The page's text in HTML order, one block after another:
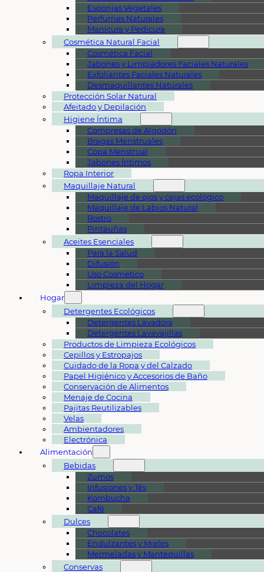
Esponjas Vegetales
Perfumes Naturales
Manicura y Pedicura
Cosmética Natural Facial
Cosmética Facial
Jabones y Limpiadores Faciales Naturales
Exfoliantes Faciales Naturales
Desmaquillantes Naturales
Protección Solar Natural
Afeitado y Depilación
Higiene Íntima
Compresas de Algodón
Bragas Menstruales
Copa Menstrual
Jabones Íntimos
Ropa Interior
Maquillaje Natural
Maquillaje de ojos y cejas ecológico
Maquillaje de Labios Natural
Rostro
Pintauñas
Aceites Esenciales
Para la Salud
Difusión
Uso Cosmético
Limpieza del Hogar
Hogar
Detergentes Ecológicos
Detergentes Lavadora
Detergentes Lavavajillas
Productos de Limpieza Ecológicos
Cepillos y Estropajos
Cuidado de la Ropa y del Calzado
Papel Higiénico y Accesorios de Baño
Conservación de Alimentos
Menaje de Cocina
Pajitas Reutilizables
Velas
Ambientadores
Electrónica
Alimentación
Bebidas
Zumos
Infusiones y Tés
Kombucha
Café
Dulces
Chocolates
Endulzantes y Mieles
Mermeladas y Mantequillas
Conservas